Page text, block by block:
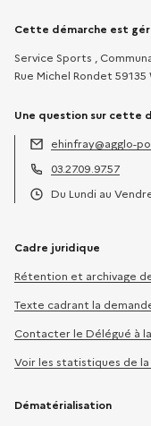
Cette démarche est
Service Sports ,
Rue Michel Rondet 59135
Une question sur cette
Adresse électronique :
ehinfray@agglo-
Téléphone :
03.27.09.97.57
Du Lundi au
Cadre juridique
Rétention et archivage
Texte cadrant la
Contacter le Délégué à
Voir les statistiques de
Dématérialisation